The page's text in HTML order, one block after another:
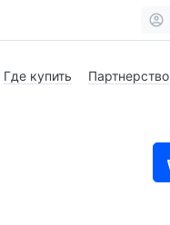
Где купить Партнерство